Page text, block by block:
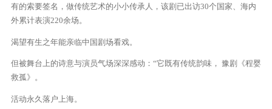
有的索要签名，做传统艺术的小小传承人，该剧已出访30个国家、海内
外累计表演220余场。
渴望有生之年能亲临中国剧场看戏。
但被舞台上的诗意与演员气场深深感动：“它既有传统韵味， 豫剧《程婴
救孤》。
活动永久落户上海。